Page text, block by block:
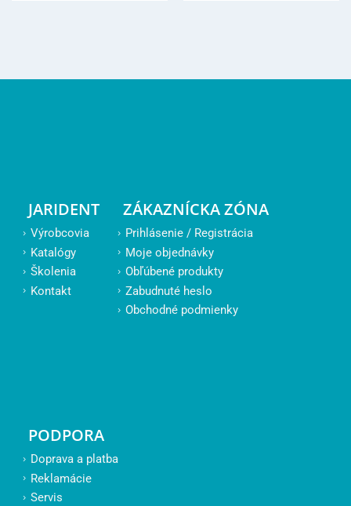
JARIDENT
Výrobcovia
Katalógy
Školenia
Kontakt
ZÁKAZNÍCKA ZÓNA
Prihlásenie / Registrácia
Moje objednávky
Obľúbené produkty
Zabudnuté heslo
Obchodné podmienky
PODPORA
Doprava a platba
Reklamácie
Servis